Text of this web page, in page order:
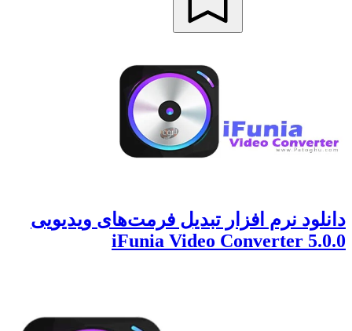
دانلود نرم افزار تبدیل فرمت‌های ویدیویی
iFunia Video Converter 5.0.0